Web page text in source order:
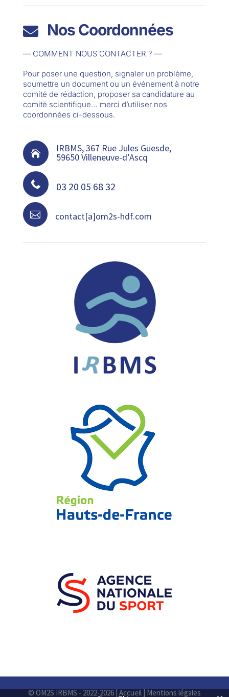
 Nos Coordonnées
— COMMENT NOUS CONTACTER ? —
Pour poser une question, signaler un problème,
soumettre un document ou un événement à notre
comité de rédaction, proposer sa candidature au
comité scientifique… merci d’utiliser nos
coordonnées ci-dessous.
 IRBMS, 367 Rue Jules Guesde,
59650 Villeneuve-d’Ascq
 03 20 05 68 32
 contact[a]om2s-hdf.com
© OM2S IRBMS - 2022-2026 | Accueil| Mentions légales